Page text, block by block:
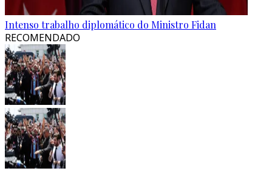
Intenso trabalho diplomático do Ministro Fidan
RECOMENDADO